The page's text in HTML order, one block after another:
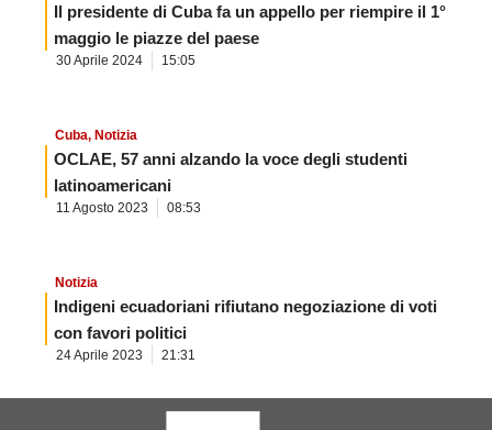
Il presidente di Cuba fa un appello per riempire il 1°
maggio le piazze del paese
30 Aprile 2024 15:05
Cuba, Notizia
OCLAE, 57 anni alzando la voce degli studenti
latinoamericani
11 Agosto 2023 08:53
Notizia
Indigeni ecuadoriani rifiutano negoziazione di voti
con favori politici
24 Aprile 2023 21:31